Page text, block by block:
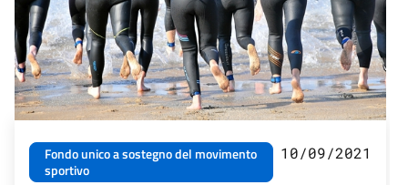
Fondo unico a sostegno del movimento
sportivo
10/09/2021